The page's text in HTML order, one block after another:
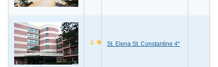
4 St. Elena St. Constantine 4*